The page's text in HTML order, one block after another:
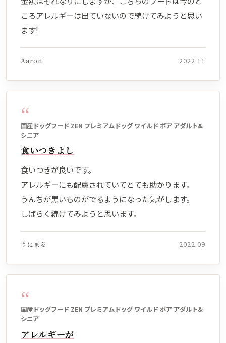
ころアレルギーは出ていないので続けてみようと思い
ます!
Aaron 2022.11
“
国産ドッグフード ZEN プレミアムドッグ ワイルド ボア アダルト&
シニア
食いつきよし
食いつきが良いです。
アレルギーにも配慮されていてとても助かります。
うんちが黒いものがでるようになった気がします。
しばらく続けてみようと思います。
うにまる 2022.09
“
国産ドッグフード ZEN プレミアムドッグ ワイルド ボア アダルト&
シニア
アレルギーが